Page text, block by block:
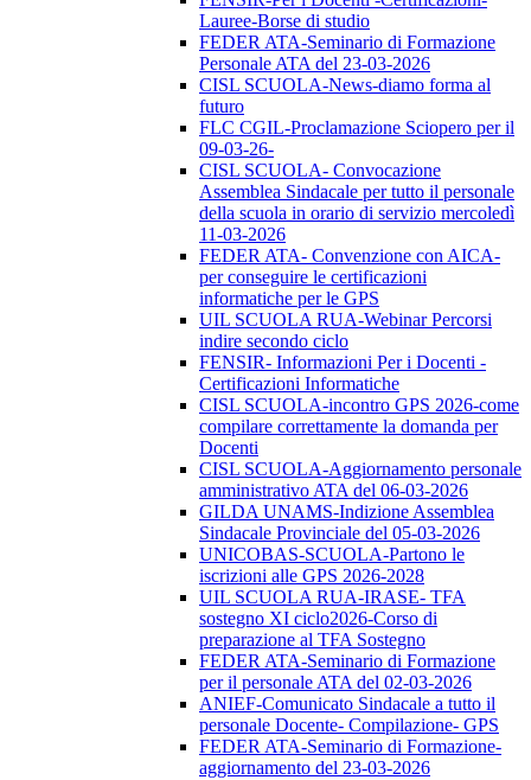
Lauree-Borse di studio
FEDER ATA-Seminario di Formazione
Personale ATA del 23-03-2026
CISL SCUOLA-News-diamo forma al
futuro
FLC CGIL-Proclamazione Sciopero per il
09-03-26-
CISL SCUOLA- Convocazione
Assemblea Sindacale per tutto il personale
della scuola in orario di servizio mercoledì
11-03-2026
FEDER ATA- Convenzione con AICA-
per conseguire le certificazioni
informatiche per le GPS
UIL SCUOLA RUA-Webinar Percorsi
indire secondo ciclo
FENSIR- Informazioni Per i Docenti -
Certificazioni Informatiche
CISL SCUOLA-incontro GPS 2026-come
compilare correttamente la domanda per
Docenti
CISL SCUOLA-Aggiornamento personale
amministrativo ATA del 06-03-2026
GILDA UNAMS-Indizione Assemblea
Sindacale Provinciale del 05-03-2026
UNICOBAS-SCUOLA-Partono le
iscrizioni alle GPS 2026-2028
UIL SCUOLA RUA-IRASE- TFA
sostegno XI ciclo2026-Corso di
preparazione al TFA Sostegno
FEDER ATA-Seminario di Formazione
per il personale ATA del 02-03-2026
ANIEF-Comunicato Sindacale a tutto il
personale Docente- Compilazione- GPS
FEDER ATA-Seminario di Formazione-
aggiornamento del 23-03-2026